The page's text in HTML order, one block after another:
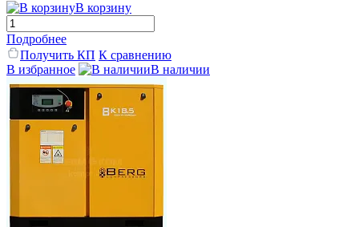
В корзину
Подробнее
Получить КП К сравнению
В избранное
В наличии